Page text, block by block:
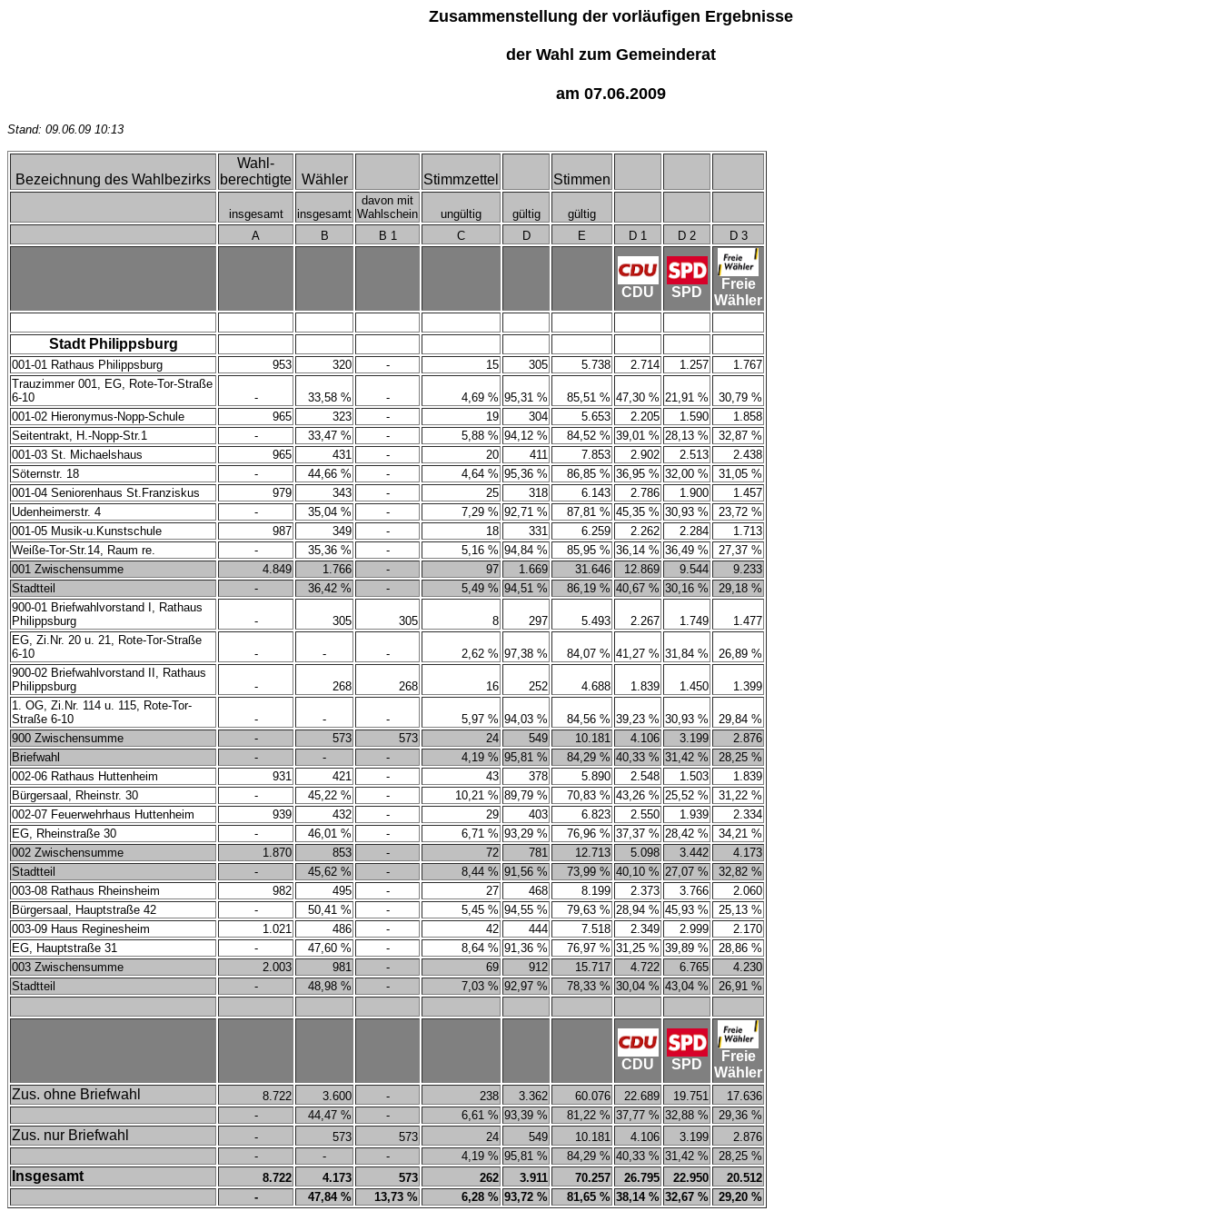
Zusammenstellung der vorläufigen Ergebnisse
der Wahl zum Gemeinderat
am 07.06.2009
Stand: 09.06.09 10:13
Bezeichnung des Wahlbezirks
Wahl-
berechtigte
Wähler Stimmzettel Stimmen
insgesamt insgesamt
davon mit
Wahlschein
ungültig gültig
gültig
A
B B 1 C D E D 1 D 2 D 3
CDU SPD
Freie
Wähler
Stadt Philippsburg
001-01 Rathaus Philippsburg 953 320 - 15 305 5.738 2.714 1.257
1.767
Trauzimmer 001, EG, Rote-Tor-Straße
6-10
- 33,58 % - 4,69 % 95,31 % 85,51 % 47,30 % 21,91 %
30,79 %
001-02 Hieronymus-Nopp-Schule
965 323 - 19 304 5.653 2.205 1.590
1.858
Seitentrakt, H.-Nopp-Str.1
- 33,47 % - 5,88 % 94,12 % 84,52 % 39,01 % 28,13 %
32,87 %
001-03 St. Michaelshaus
965 431 - 20 411 7.853 2.902 2.513
2.438
Söternstr. 18
- 44,66 % - 4,64 % 95,36 % 86,85 % 36,95 % 32,00 %
31,05 %
001-04 Seniorenhaus St.Franziskus
979 343 - 25 318 6.143 2.786 1.900
1.457
Udenheimerstr. 4
- 35,04 % - 7,29 % 92,71 % 87,81 % 45,35 % 30,93 %
23,72 %
001-05 Musik-u.Kunstschule
987 349 - 18 331 6.259 2.262 2.284
1.713
Weiße-Tor-Str.14, Raum re.
- 35,36 % - 5,16 % 94,84 % 85,95 % 36,14 % 36,49 %
27,37 %
001 Zwischensumme
4.849 1.766 - 97 1.669 31.646 12.869 9.544
9.233
Stadtteil
- 36,42 % - 5,49 % 94,51 % 86,19 % 40,67 % 30,16 %
29,18 %
900-01 Briefwahlvorstand I, Rathaus
Philippsburg
- 305 305 8 297 5.493 2.267 1.749
1.477
EG, Zi.Nr. 20 u. 21, Rote-Tor-Straße
6-10
- - - 2,62 % 97,38 % 84,07 % 41,27 % 31,84 %
26,89 %
900-02 Briefwahlvorstand II, Rathaus
Philippsburg
- 268 268 16 252 4.688 1.839 1.450
1.399
1. OG, Zi.Nr. 114 u. 115, Rote-Tor-
Straße 6-10
- - - 5,97 % 94,03 % 84,56 % 39,23 % 30,93 %
29,84 %
900 Zwischensumme
- 573 573 24 549 10.181 4.106 3.199
2.876
Briefwahl
- - - 4,19 % 95,81 % 84,29 % 40,33 % 31,42 %
28,25 %
002-06 Rathaus Huttenheim
931 421 - 43 378 5.890 2.548 1.503
1.839
Bürgersaal, Rheinstr. 30
- 45,22 % - 10,21 % 89,79 % 70,83 % 43,26 % 25,52 %
31,22 %
002-07 Feuerwehrhaus Huttenheim
939 432 - 29 403 6.823 2.550 1.939
2.334
EG, Rheinstraße 30
- 46,01 % - 6,71 % 93,29 % 76,96 % 37,37 % 28,42 %
34,21 %
002 Zwischensumme
1.870 853 - 72 781 12.713 5.098 3.442
4.173
Stadtteil
- 45,62 % - 8,44 % 91,56 % 73,99 % 40,10 % 27,07 %
32,82 %
003-08 Rathaus Rheinsheim
982 495 - 27 468 8.199 2.373 3.766
2.060
Bürgersaal, Hauptstraße 42
- 50,41 % - 5,45 % 94,55 % 79,63 % 28,94 % 45,93 %
25,13 %
003-09 Haus Reginesheim
1.021 486 - 42 444 7.518 2.349 2.999
2.170
EG, Hauptstraße 31
- 47,60 % - 8,64 % 91,36 % 76,97 % 31,25 % 39,89 %
28,86 %
003 Zwischensumme
2.003 981 - 69 912 15.717 4.722 6.765
4.230
Stadtteil
- 48,98 % - 7,03 % 92,97 % 78,33 % 30,04 % 43,04 % 26,91 %
CDU SPD
Freie
Wähler
Zus. ohne Briefwahl
8.722 3.600 - 238 3.362 60.076 22.689 19.751
17.636
-
44,47 % - 6,61 % 93,39 % 81,22 % 37,77 % 32,88 % 29,36 %
Zus. nur Briefwahl - 573 573 24 549 10.181 4.106 3.199
2.876
-
- - 4,19 % 95,81 % 84,29 % 40,33 % 31,42 % 28,25 %
Insgesamt 8.722 4.173 573 262 3.911 70.257 26.795 22.950
20.512
-
47,84 % 13,73 % 6,28 % 93,72 % 81,65 % 38,14 % 32,67 % 29,20 %